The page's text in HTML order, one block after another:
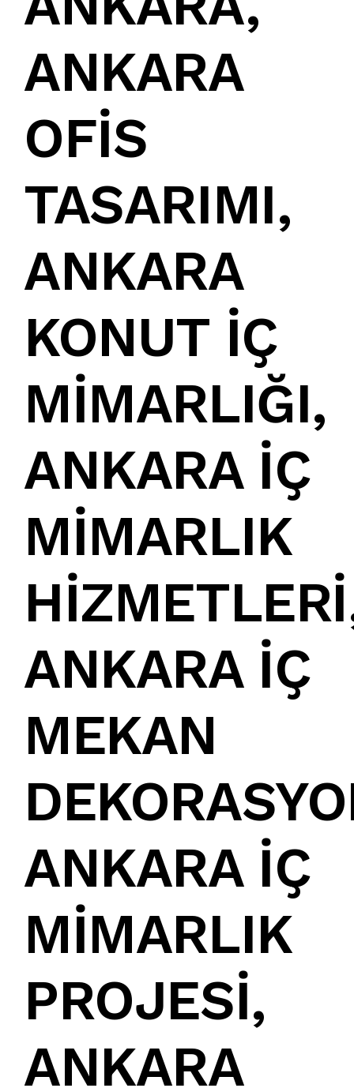
ANKARA
OFİS
TASARIMI,
ANKARA
KONUT İÇ
MİMARLIĞI,
ANKARA İÇ
MİMARLIK
HİZMETLERİ
ANKARA İÇ
MEKAN
ANKARA İÇ
MİMARLIK
PROJESİ,
ANKARA